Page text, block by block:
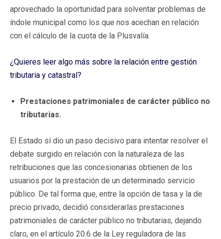
aprovechado la oportunidad para solventar problemas de
índole municipal como los que nos acechan en relación
con el cálculo de la cuota de la Plusvalía.
¿Quieres leer algo más sobre la relación entre gestión
tributaria y catastral?
Prestaciones patrimoniales de carácter público no
tributarias.
El Estado sí dio un paso decisivo para intentar resolver el
debate surgido en relación con la naturaleza de las
retribuciones que las concesionarias obtienen de los
usuarios por la prestación de un determinado servicio
público. De tal forma que, entre la opción de tasa y la de
precio privado, decidió considerarlas prestaciones
patrimoniales de carácter público no tributarias, dejando
claro, en el artículo 20.6 de la Ley reguladora de las